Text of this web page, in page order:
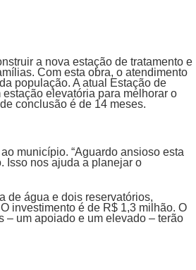
a nova estação de tratamento e
Com esta obra, o atendimento
população. A atual Estação de
elevatória para melhorar o
conclusão é de 14 meses.
município. “Aguardo ansioso esta
Isso nos ajuda a planejar o
de água e dois reservatórios,
investimento é de R$ 1,3 milhão. O
– um apoiado e um elevado – terão